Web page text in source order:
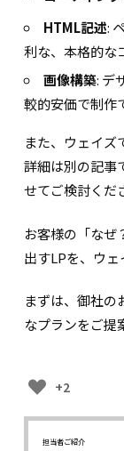
HTML記述:
利な、本格的な
画像構築: デ
較的安価で制作
また、ウェイズ
詳細は別の記事
せてご検討くだ
お客様の「なぜ
出すLPを、ウ
まずは、御社の
なプランをご提
+2
担当者ご紹介